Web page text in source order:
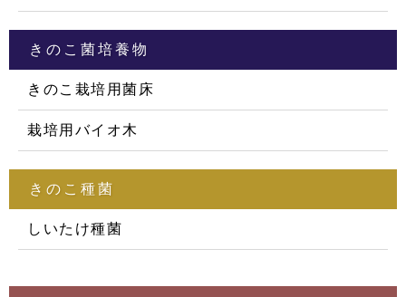
きのこ菌培養物
きのこ栽培用菌床
栽培用バイオ木
きのこ種菌
しいたけ種菌